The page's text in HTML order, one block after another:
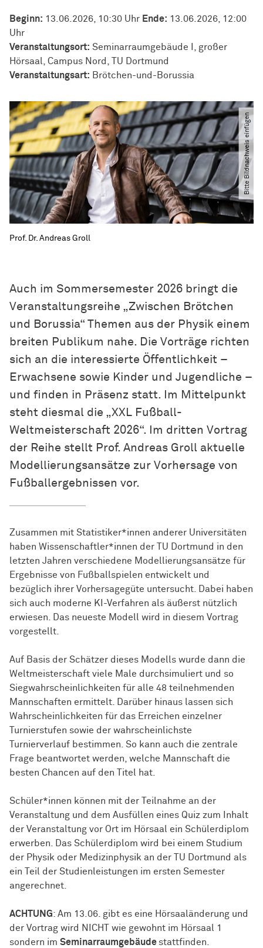
Beginn: 13.06.2026, 10:30 Uhr Ende: 13.06.2026, 12:00
Uhr
Veranstaltungsort: Seminarraumgebäude I, großer
Hörsaal, Campus Nord, TU Dortmund
Veran­stal­tungs­art: Brötchen-und-Borussia
Bitte Bildnachweis einfügen
Prof. Dr. Andreas Groll
Auch im Sommersemester 2026 bringt die
Veranstaltungsreihe „Zwischen Brötchen
und Borussia“ Themen aus der Physik einem
breiten Publikum nahe. Die Vorträge richten
sich an die interessierte Öffentlichkeit –
Erwachsene sowie Kinder und Jugendliche –
und finden in Präsenz statt. Im Mittelpunkt
steht diesmal die „XXL Fußball-
Weltmeisterschaft 2026“. Im dritten Vortrag
der Reihe stellt Prof. Andreas Groll aktuelle
Modellierungsansätze zur Vorhersage von
Fußballergebnissen vor.
Zusammen mit Statistiker*innen anderer Universitäten
haben Wissen­schaft­ler*innen der TU Dortmund in den
letzten Jahren verschiedene Modellierungsansätze für
Ergebnisse von Fußballspielen entwickelt und
bezüglich ihrer Vorhersagegüte untersucht. Dabei haben
sich auch moderne KI-Verfahren als äußerst nützlich
erwiesen. Das neueste Modell wird in diesem Vortrag
vorgestellt.
Auf Basis der Schätzer dieses Modells wurde dann die
Weltmeisterschaft viele Male durchsimuliert und so
Siegwahrscheinlichkeiten für alle 48 teilnehmenden
Mannschaften ermittelt. Darüber hinaus lassen sich
Wahrscheinlichkeiten für das Erreichen einzelner
Turnierstufen sowie der wahrscheinlichste
Turnierverlauf bestimmen. So kann auch die zentrale
Frage beantwortet werden, welche Mannschaft die
besten Chancen auf den Titel hat.
Schüler*innen können mit der Teilnahme an der
Veranstaltung und dem Ausfüllen eines Quiz zum Inhalt
der Veranstaltung vor Ort im Hörsaal ein Schülerdiplom
erwerben. Das Schülerdiplom wird bei einem Studium
der Physik oder Medizinphysik an der TU Dortmund als
ein Teil der Studienleistungen im ersten Semester
angerechnet.
ACHTUNG: Am 13.06. gibt es eine Hörsaaländerung und
der Vortrag wird NICHT wie gewohnt im Hörsaal 1
sondern im Seminarraumgebäude stattfinden.